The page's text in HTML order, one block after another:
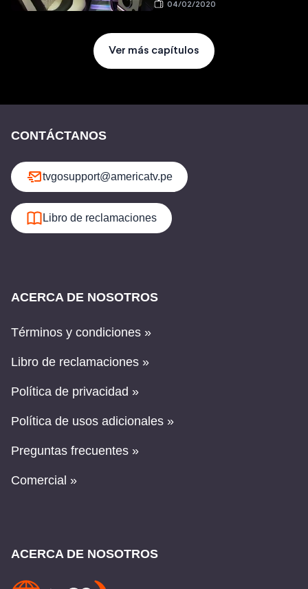
04/02/2020
Ver más capítulos
CONTÁCTANOS
tvgosupport@americatv.pe
Libro de reclamaciones
ACERCA DE NOSOTROS
Términos y condiciones »
Libro de reclamaciones »
Política de privacidad »
Política de usos adicionales »
Preguntas frecuentes »
Comercial »
ACERCA DE NOSOTROS